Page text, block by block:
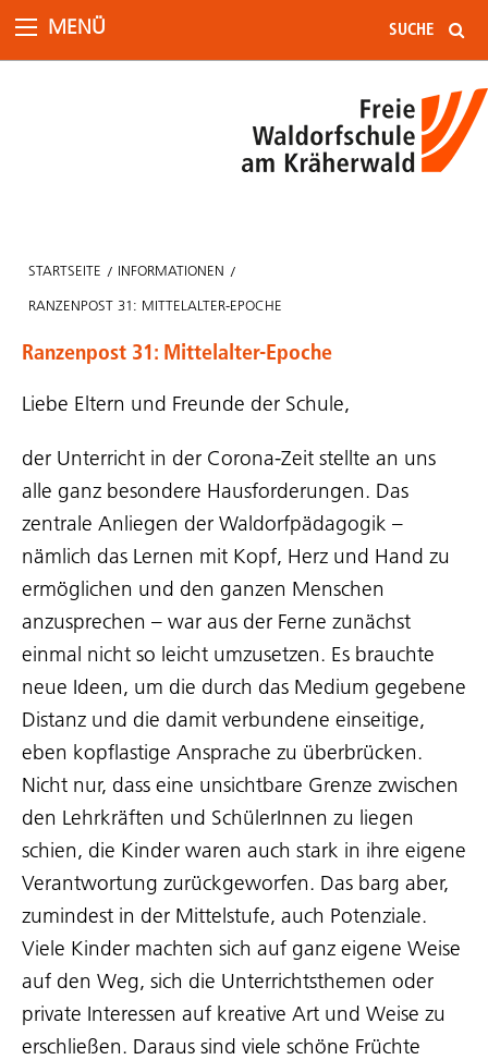
MENÜ
STARTSEITE
INFORMATIONEN
RANZENPOST 31: MITTELALTER-EPOCHE
Ranzenpost 31: Mittelalter-Epoche
Liebe Eltern und Freunde der Schule,
der Unterricht in der Corona-Zeit stellte an uns
alle ganz besondere Hausforderungen. Das
zentrale Anliegen der Waldorfpädagogik –
nämlich das Lernen mit Kopf, Herz und Hand zu
ermöglichen und den ganzen Menschen
anzusprechen – war aus der Ferne zunächst
einmal nicht so leicht umzusetzen. Es brauchte
neue Ideen, um die durch das Medium gegebene
Distanz und die damit verbundene einseitige,
eben kopflastige Ansprache zu überbrücken.
Nicht nur, dass eine unsichtbare Grenze zwischen
den Lehrkräften und SchülerInnen zu liegen
schien, die Kinder waren auch stark in ihre eigene
Verantwortung zurückgeworfen. Das barg aber,
zumindest in der Mittelstufe, auch Potenziale.
Viele Kinder machten sich auf ganz eigene Weise
auf den Weg, sich die Unterrichtsthemen oder
private Interessen auf kreative Art und Weise zu
erschließen. Daraus sind viele schöne Früchte